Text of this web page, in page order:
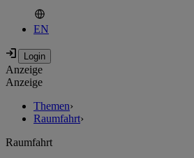
EN
Anzeige
Anzeige
Themen›
Raumfahrt›
Raumfahrt